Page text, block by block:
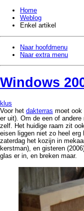
Home
Weblog
Enkel artikel
Naar hoofdmenu
Naar extra menu
Windows
klus
Voor het dakterras moet ook
er uit). Om de een of
zelf. Het huidige raam zit
eisen liggen niet zo heel erg
zaterdag het kozijn in
kerstman), en gisteren
glas er in, en breken maar.